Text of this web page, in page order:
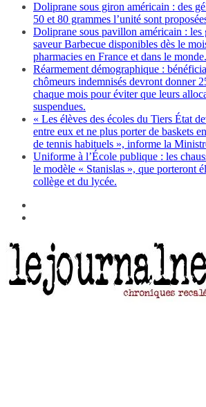
Doliprane sous giron américain : des
50 et 80 grammes l’unité sont
Doliprane sous pavillon américain : les
saveur Barbecue disponibles dès le
pharmacies en France et dans le monde.
Réarmement démographique :
chômeurs indemnisés devront donner
chaque mois pour éviter que leurs
suspendues.
« Les élèves des écoles du Tiers État
entre eux et ne plus porter de baskets
de tennis habituels », informe la
Uniforme à l’École publique : les
le modèle « Stanislas », que porteront
collège et du lycée.